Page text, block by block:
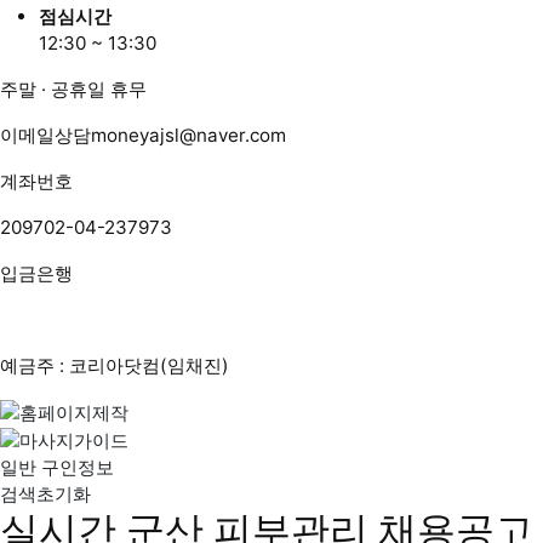
점심시간
12:30 ~ 13:30
주말 · 공휴일 휴무
이메일상담moneyajsl@naver.com
계좌번호
209702-04-237973
입금은행
예금주 : 코리아닷컴(임채진)
일반 구인정보
검색초기화
실시간 군산 피부관리 채용공고